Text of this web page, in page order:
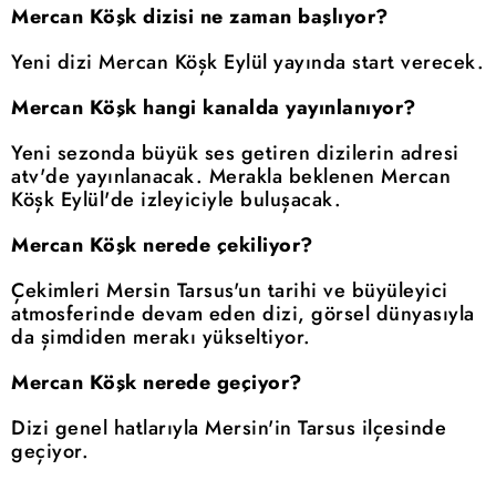
Mercan Köşk dizisi ne zaman başlıyor?
Yeni dizi Mercan Köşk Eylül yayında start verecek.
Mercan Köşk hangi kanalda yayınlanıyor?
Yeni sezonda büyük ses getiren dizilerin adresi
atv'de yayınlanacak. Merakla beklenen Mercan
Köşk Eylül'de izleyiciyle buluşacak.
Mercan Köşk nerede çekiliyor?
Çekimleri Mersin Tarsus'un tarihi ve büyüleyici
atmosferinde devam eden dizi, görsel dünyasıyla
da şimdiden merakı yükseltiyor.
Mercan Köşk nerede geçiyor?
Dizi genel hatlarıyla Mersin'in Tarsus ilçesinde
geçiyor.